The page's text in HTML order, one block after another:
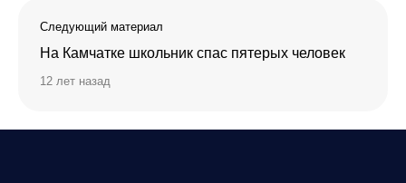
Следующий материал
На Камчатке школьник спас пятерых человек
12 лет назад